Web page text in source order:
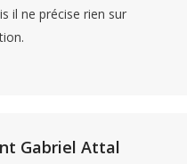
il ne précise rien sur
Gabriel Attal